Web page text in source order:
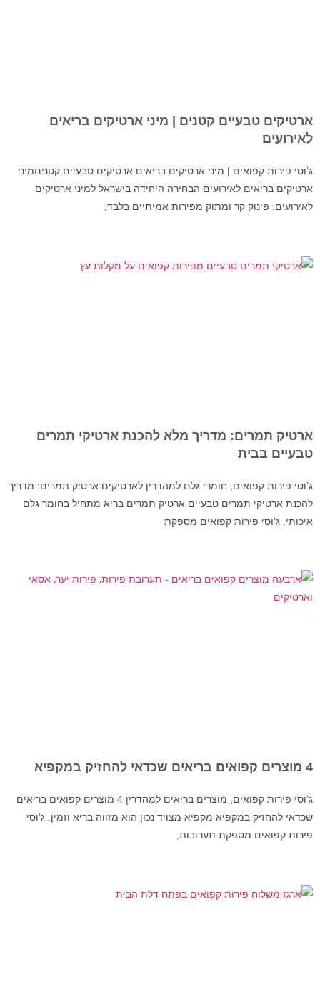
ארטיקים טבעיים קטנים | מיני ארטיקים בריאים
לאירועים
ג’וסי פירות קפואים | מיני ארטיקים בריאים ארטיקים טבעיים קטניםמיני
ארטיקים בריאים לאירועים הבחירה היחידה בישראל למיני ארטיקים
לאירועים: פינוק קר ומתוק מפירות אמיתיים בלבד,
ארטיק תמרים: מדריך מלא להכנת ארטיקי תמרים
טבעיים בבית
ג’וסי פירות קפואים, חומרי גלם למהדרין לארטיקים ארטיק תמרים: מדריך
להכנת ארטיקי תמרים טבעיים ארטיק תמרים בריא מתחיל בחומר גלם
איכותי. ג’וסי פירות קפואים מספקת
4 מוצרים קפואים בריאים שכדאי להחזיק במקפיא
ג’וסי פירות קפואים, מוצרים בריאים למהדרין 4 מוצרים קפואים בריאים
שכדאי להחזיק במקפיא מקפיא מצויד נכון הוא מזווה בריא וזמין. ג’וסי
פירות קפואים מספקת תערובות,